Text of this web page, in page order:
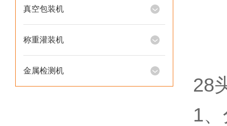
真空包装机
称重灌装机
金属检测机
28
1